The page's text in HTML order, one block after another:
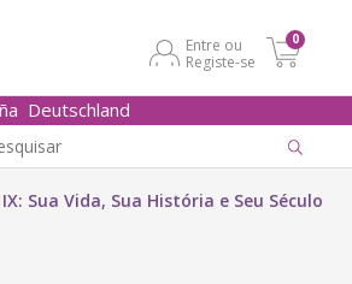
Entre ou
Registe-se
0
Deutschland
IX: Sua Vida, Sua História e Seu Século